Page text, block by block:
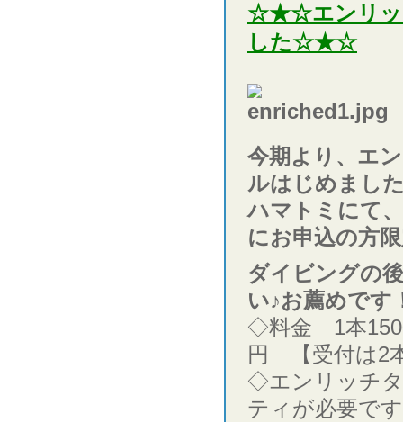
☆★☆エンリッ
した☆★☆
今期より、エ
ルはじめまし
ハマトミにて
にお申込の方
ダイビングの
い♪お薦めです
◇料金 1本
円 【受付は2
◇エンリッチ
ティが必要です